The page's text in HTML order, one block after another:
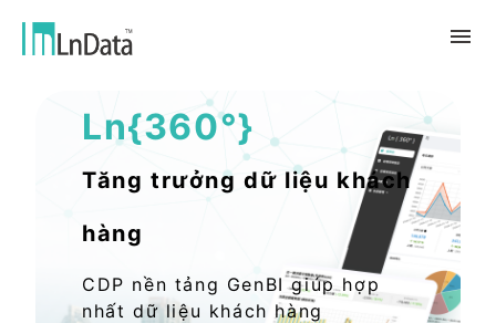
Về chúng tôi
Giới thiệu về công ty
Đội ngũ & Tổ chức
Nhân tài & Văn hóa
Đối tác
giải pháp
Ln{CARBON}
Nền tảng Phân Tích Hệ Số Phát Thải
Carbon
Trung Tâm Tài Nguyên
Ln{360°}
Tăng trưởng dữ liệu khách
hàng
CDP nền tảng GenBI giúp hợp
nhất dữ liệu khách hàng